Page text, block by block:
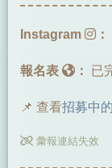
Instagram ：
報名表 ： 已
📌 查看招募中
彙報連結失效